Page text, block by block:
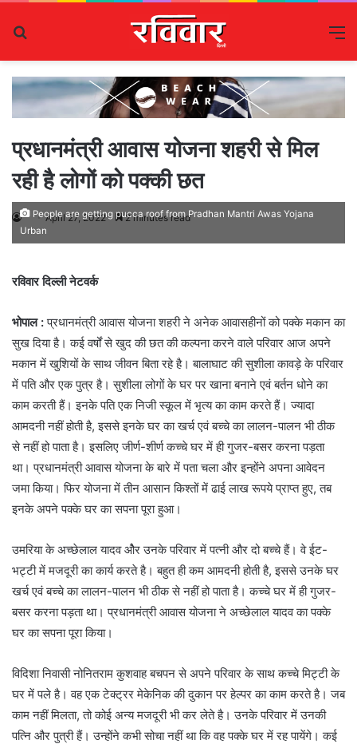
प्रधानमंत्री आवास योजना शहरी से मिल
रही है लोगों को पक्की छत
April 27, 2022 2 minutes read
People are getting pucca roof from Pradhan Mantri Awas Yojana
Urban
रविवार दिल्ली नेटवर्क
भोपाल :प्रधानमंत्री आवास योजना शहरी ने अनेक आवासहीनों को पक्के मकान का
सुख दिया है। कई वर्षों से खुद की छत की कल्पना करने वाले परिवार आज अपने
मकान में खुशियों के साथ जीवन बिता रहे है। बालाघाट की सुशीला कावड़े के परिवार
में पति और एक पुत्र है। सुशीला लोगों के घर पर खाना बनाने एवं बर्तन धोने का
काम करती हैं। इनके पति एक निजी स्कूल में भृत्य का काम करते हैं। ज्यादा
आमदनी नहीं होती है, इससे इनके घर का खर्च एवं बच्चे का लालन-पालन भी ठीक
से नहीं हो पाता है। इसलिए जीर्ण-शीर्ण कच्चे घर में ही गुजर-बसर करना पड़ता
था। प्रधानमंत्री आवास योजना के बारे में पता चला और इन्होंने अपना आवेदन
जमा किया। फिर योजना में तीन आसान किश्तों में ढाई लाख रूपये प्राप्त हुए, तब
इनके अपने पक्के घर का सपना पूरा हुआ।
उमरिया के अच्छेलाल यादव ओैर उनके परिवार में पत्नी और दो बच्चे हैं। वे ईट-
भट्टी में मजदूरी का कार्य करते है। बहुत ही कम आमदनी होती है, इससे उनके घर
खर्च एवं बच्चे का लालन-पालन भी ठीक से नहीं हो पाता है। कच्चे घर में ही गुजर-
बसर करना पड़ता था। प्रधानमंत्री आवास योजना ने अच्छेलाल यादव का पक्के
घर का सपना पूरा किया।
विदिशा निवासी नोनितराम कुशवाह बचपन से अपने परिवार के साथ कच्चे मिट्टी के
घर में पले है। वह एक टेक्ट्रर मेकेनिक की दुकान पर हेल्पर का काम करते है। जब
काम नहीं मिलता, तो कोई अन्य मजदूरी भी कर लेते है। उनके परिवार में उनकी
पत्नि और पुत्री हैं। उन्होंने कभी सोचा नहीं था कि वह पक्के घर में रह पायेंगे। कई